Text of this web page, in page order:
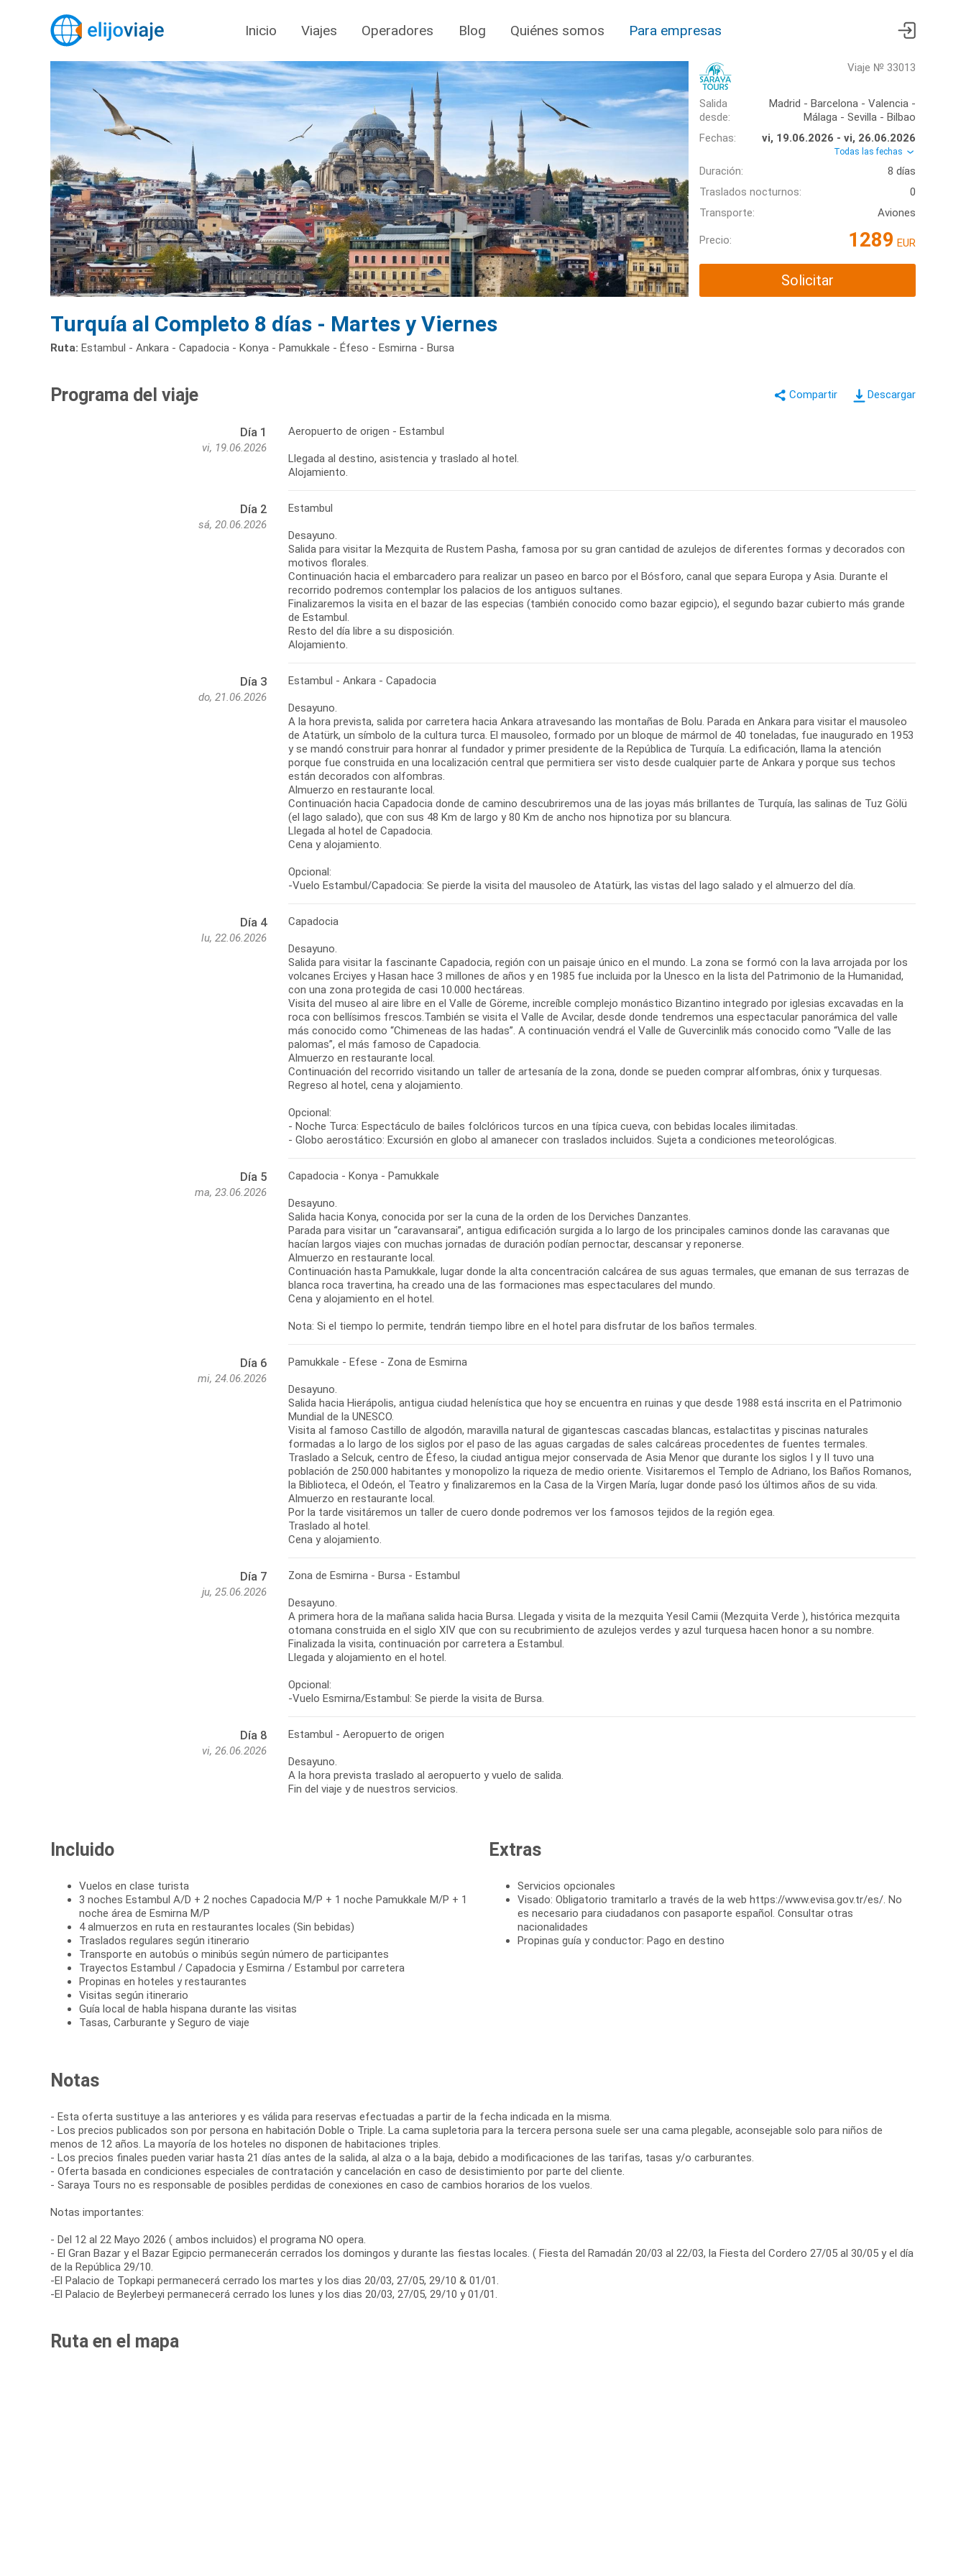
Inicio Viajes Operadores Blog Quiénes somos Para empresas
Viaje № 33013
Salida
desde:
Madrid - Barcelona - Valencia -
Málaga - Sevilla - Bilbao
Fechas:
vi, 19.06.2026 - vi, 26.06.2026
Todas las fechas
Duración:
8 días
Traslados nocturnos:
0
Transporte:
Aviones
Precio: 1289 EUR
Solicitar
Turquía al Completo 8 días - Martes y Viernes
Ruta: Estambul - Ankara - Capadocia - Konya - Pamukkale - Éfeso - Esmirna - Bursa
Descargar
Programa del viaje
Día 1
vi, 19.06.2026
Aeropuerto de origen - Estambul
Llegada al destino, asistencia y traslado al hotel.
Alojamiento.
Día 2
sá, 20.06.2026
Estambul
Desayuno.
Salida para visitar la Mezquita de Rustem Pasha, famosa por su gran cantidad de azulejos de diferentes formas y decorados con
motivos florales.
Continuación hacia el embarcadero para realizar un paseo en barco por el Bósforo, canal que separa Europa y Asia. Durante el
recorrido podremos contemplar los palacios de los antiguos sultanes.
Finalizaremos la visita en el bazar de las especias (también conocido como bazar egipcio), el segundo bazar cubierto más grande
de Estambul.
Resto del día libre a su disposición.
Alojamiento.
Día 3
do, 21.06.2026
Estambul - Ankara - Capadocia
Desayuno.
A la hora prevista, salida por carretera hacia Ankara atravesando las montañas de Bolu. Parada en Ankara para visitar el mausoleo
de Atatürk, un símbolo de la cultura turca. El mausoleo, formado por un bloque de mármol de 40 toneladas, fue inaugurado en 1953
y se mandó construir para honrar al fundador y primer presidente de la República de Turquía. La edificación, llama la atención
porque fue construida en una localización central que permitiera ser visto desde cualquier parte de Ankara y porque sus techos
están decorados con alfombras.
Almuerzo en restaurante local.
Continuación hacia Capadocia donde de camino descubriremos una de las joyas más brillantes de Turquía, las salinas de Tuz Gölü
(el lago salado), que con sus 48 Km de largo y 80 Km de ancho nos hipnotiza por su blancura.
Llegada al hotel de Capadocia.
Cena y alojamiento.
Opcional:
-Vuelo Estambul/Capadocia: Se pierde la visita del mausoleo de Atatürk, las vistas del lago salado y el almuerzo del día.
Día 4
lu, 22.06.2026
Capadocia
Desayuno.
Salida para visitar la fascinante Capadocia, región con un paisaje único en el mundo. La zona se formó con la lava arrojada por los
volcanes Erciyes y Hasan hace 3 millones de años y en 1985 fue incluida por la Unesco en la lista del Patrimonio de la Humanidad,
con una zona protegida de casi 10.000 hectáreas.
Visita del museo al aire libre en el Valle de Göreme, increíble complejo monástico Bizantino integrado por iglesias excavadas en la
roca con bellísimos frescos.También se visita el Valle de Avcilar, desde donde tendremos una espectacular panorámica del valle
más conocido como “Chimeneas de las hadas”. A continuación vendrá el Valle de Guvercinlik más conocido como “Valle de las
palomas”, el más famoso de Capadocia.
Almuerzo en restaurante local.
Continuación del recorrido visitando un taller de artesanía de la zona, donde se pueden comprar alfombras, ónix y turquesas.
Regreso al hotel, cena y alojamiento.
Opcional:
- Noche Turca: Espectáculo de bailes folclóricos turcos en una típica cueva, con bebidas locales ilimitadas.
- Globo aerostático: Excursión en globo al amanecer con traslados incluidos. Sujeta a condiciones meteorológicas.
Día 5
ma, 23.06.2026
Capadocia - Konya - Pamukkale
Desayuno.
Salida hacia Konya, conocida por ser la cuna de la orden de los Derviches Danzantes.
Parada para visitar un “caravansarai”, antigua edificación surgida a lo largo de los principales caminos donde las caravanas que
hacían largos viajes con muchas jornadas de duración podían pernoctar, descansar y reponerse.
Almuerzo en restaurante local.
Continuación hasta Pamukkale, lugar donde la alta concentración calcárea de sus aguas termales, que emanan de sus terrazas de
blanca roca travertina, ha creado una de las formaciones mas espectaculares del mundo.
Cena y alojamiento en el hotel.
Nota: Si el tiempo lo permite, tendrán tiempo libre en el hotel para disfrutar de los baños termales.
Día 6
mi, 24.06.2026
Pamukkale - Efese - Zona de Esmirna
Desayuno.
Salida hacia Hierápolis, antigua ciudad helenística que hoy se encuentra en ruinas y que desde 1988 está inscrita en el Patrimonio
Mundial de la UNESCO.
Visita al famoso Castillo de algodón, maravilla natural de gigantescas cascadas blancas, estalactitas y piscinas naturales
formadas a lo largo de los siglos por el paso de las aguas cargadas de sales calcáreas procedentes de fuentes termales.
Traslado a Selcuk, centro de Éfeso, la ciudad antigua mejor conservada de Asia Menor que durante los siglos I y II tuvo una
población de 250.000 habitantes y monopolizo la riqueza de medio oriente. Visitaremos el Templo de Adriano, los Baños Romanos,
la Biblioteca, el Odeón, el Teatro y finalizaremos en la Casa de la Virgen María, lugar donde pasó los últimos años de su vida.
Almuerzo en restaurante local.
Por la tarde visitáremos un taller de cuero donde podremos ver los famosos tejidos de la región egea.
Traslado al hotel.
Cena y alojamiento.
Día 7
ju, 25.06.2026
Zona de Esmirna - Bursa - Estambul
Desayuno.
A primera hora de la mañana salida hacia Bursa. Llegada y visita de la mezquita Yesil Camii (Mezquita Verde ), histórica mezquita
otomana construida en el siglo XIV que con su recubrimiento de azulejos verdes y azul turquesa hacen honor a su nombre.
Finalizada la visita, continuación por carretera a Estambul.
Llegada y alojamiento en el hotel.
Opcional:
-Vuelo Esmirna/Estambul: Se pierde la visita de Bursa.
Día 8
vi, 26.06.2026
Estambul - Aeropuerto de origen
Desayuno.
A la hora prevista traslado al aeropuerto y vuelo de salida.
Fin del viaje y de nuestros servicios.
Incluido
Vuelos en clase turista
3 noches Estambul A/D + 2 noches Capadocia M/P + 1 noche Pamukkale M/P + 1
noche área de Esmirna M/P
4 almuerzos en ruta en restaurantes locales (Sin bebidas)
Traslados regulares según itinerario
Transporte en autobús o minibús según número de participantes
Trayectos Estambul / Capadocia y Esmirna / Estambul por carretera
Propinas en hoteles y restaurantes
Visitas según itinerario
Guía local de habla hispana durante las visitas
Tasas, Carburante y Seguro de viaje
Extras
Servicios opcionales
Visado: Obligatorio tramitarlo a través de la web https://www.evisa.gov.tr/es/. No
es necesario para ciudadanos con pasaporte español. Consultar otras
nacionalidades
Propinas guía y conductor: Pago en destino
Notas
- Esta oferta sustituye a las anteriores y es válida para reservas efectuadas a partir de la fecha indicada en la misma.
- Los precios publicados son por persona en habitación Doble o Triple. La cama supletoria para la tercera persona suele ser una cama plegable, aconsejable solo para niños de
menos de 12 años. La mayoría de los hoteles no disponen de habitaciones triples.
- Los precios finales pueden variar hasta 21 días antes de la salida, al alza o a la baja, debido a modificaciones de las tarifas, tasas y/o carburantes.
- Oferta basada en condiciones especiales de contratación y cancelación en caso de desistimiento por parte del cliente.
- Saraya Tours no es responsable de posibles perdidas de conexiones en caso de cambios horarios de los vuelos.
Notas importantes:
- Del 12 al 22 Mayo 2026 ( ambos incluidos) el programa NO opera.
- El Gran Bazar y el Bazar Egipcio permanecerán cerrados los domingos y durante las fiestas locales. ( Fiesta del Ramadán 20/03 al 22/03, la Fiesta del Cordero 27/05 al 30/05 y el día
de la República 29/10.
-El Palacio de Topkapi permanecerá cerrado los martes y los dias 20/03, 27/05, 29/10 & 01/01.
-El Palacio de Beylerbeyi permanecerá cerrado los lunes y los dias 20/03, 27/05, 29/10 y 01/01.
Ruta en el mapa